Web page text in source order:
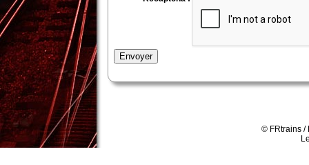
Envoyer
© FRtrains /